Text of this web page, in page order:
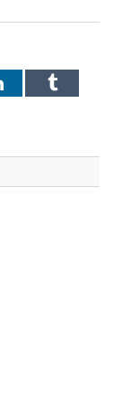
LinkedInTumblr